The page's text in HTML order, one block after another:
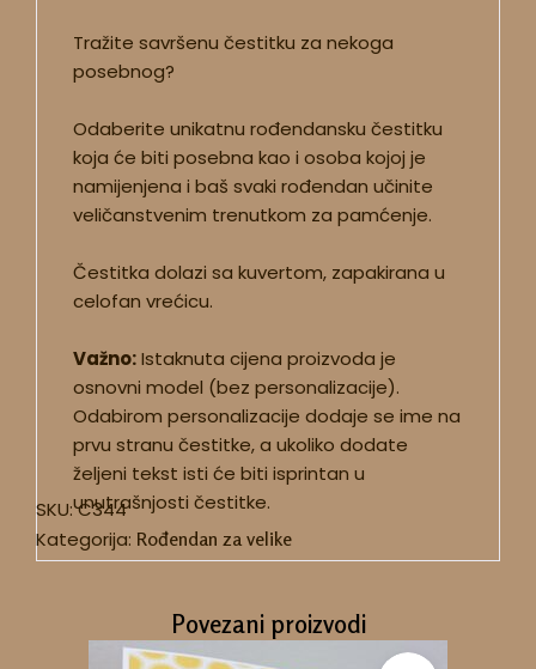
Tražite savršenu čestitku za nekoga
posebnog?
Odaberite unikatnu rođendansku čestitku
koja će biti posebna kao i osoba kojoj je
namijenjena i baš svaki rođendan učinite
veličanstvenim trenutkom za pamćenje.
Čestitka dolazi sa kuvertom, zapakirana u
celofan vrećicu.
Važno:Istaknuta cijena proizvoda je
osnovni model (bez personalizacije).
Odabirom personalizacije dodaje se ime na
prvu stranu čestitke, a ukoliko dodate
željeni tekst isti će biti isprintan u
unutrašnjosti čestitke.
SKU:C344
Kategorija: Rođendan za velike
Povezani proizvodi